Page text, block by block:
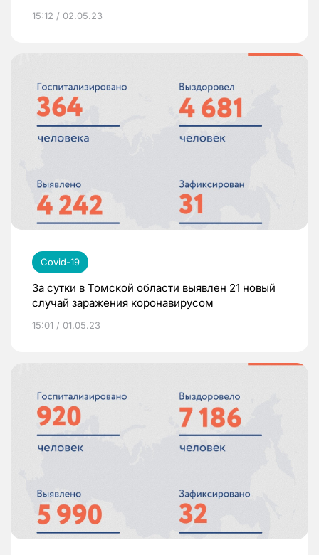
15:12 / 02.05.23
Covid-19
За сутки в Томской области выявлен 21 новый
случай заражения коронавирусом
15:01 / 01.05.23